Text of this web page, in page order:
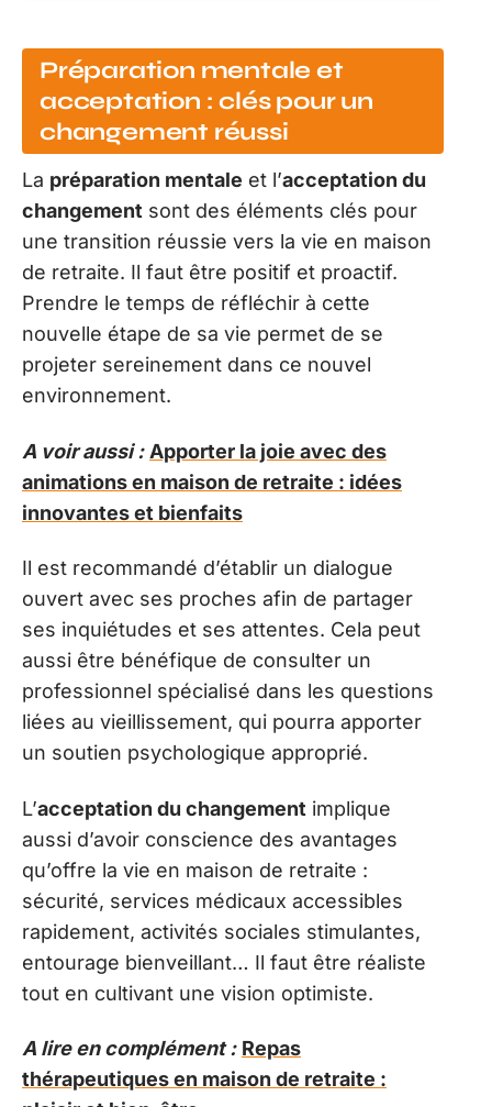
Préparation mentale et
acceptation : clés pour un
changement réussi
La préparation mentale et l’acceptation du
changement sont des éléments clés pour
une transition réussie vers la vie en maison
de retraite. Il faut être positif et proactif.
Prendre le temps de réfléchir à cette
nouvelle étape de sa vie permet de se
projeter sereinement dans ce nouvel
environnement.
A voir aussi : Apporter la joie avec des
animations en maison de retraite : idées
innovantes et bienfaits
Il est recommandé d’établir un dialogue
ouvert avec ses proches afin de partager
ses inquiétudes et ses attentes. Cela peut
aussi être bénéfique de consulter un
professionnel spécialisé dans les questions
liées au vieillissement, qui pourra apporter
un soutien psychologique approprié.
L’acceptation du changement implique
aussi d’avoir conscience des avantages
qu’offre la vie en maison de retraite :
sécurité, services médicaux accessibles
rapidement, activités sociales stimulantes,
entourage bienveillant… Il faut être réaliste
tout en cultivant une vision optimiste.
A lire en complément : Repas
thérapeutiques en maison de retraite :